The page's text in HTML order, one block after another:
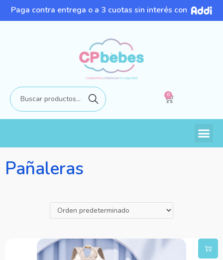
Paga contra entrega o a 3 cuotas sin interés con
Buscar 0
Pañaleras